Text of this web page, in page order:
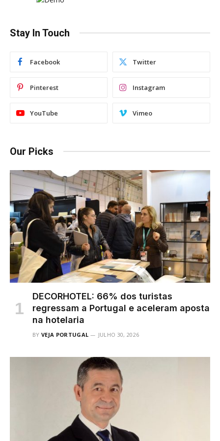
Stay In Touch
Facebook Twitter
Pinterest Instagram
YouTube Vimeo
Our Picks
DECORHOTEL: 66% dos turistas
regressam a Portugal e aceleram aposta
na hotelaria
BY VEJA PORTUGAL JULHO 30, 2026